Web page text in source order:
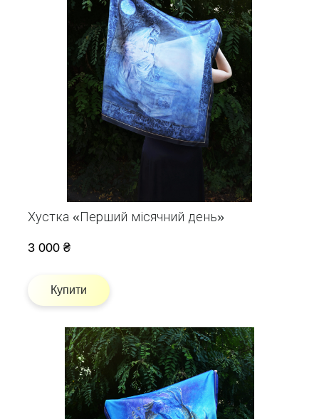
Хустка «Перший місячний день»
3 000 ₴
Купити